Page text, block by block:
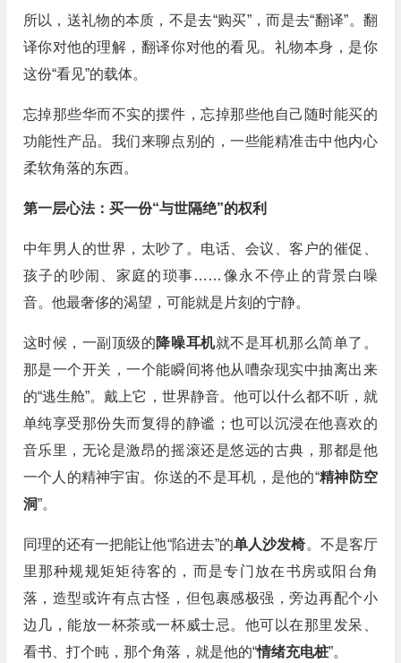
所以，送礼物的本质，不是去“购买”，而是去“翻译”。翻
译你对他的理解，翻译你对他的看见。礼物本身，是你
这份“看见”的载体。
忘掉那些华而不实的摆件，忘掉那些他自己随时能买的
功能性产品。我们来聊点别的，一些能精准击中他内心
柔软角落的东西。
第一层心法：买一份“与世隔绝”的权利
中年男人的世界，太吵了。电话、会议、客户的催促、
孩子的吵闹、家庭的琐事……像永不停止的背景白噪
音。他最奢侈的渴望，可能就是片刻的宁静。
这时候，一副顶级的降噪耳机就不是耳机那么简单了。
那是一个开关，一个能瞬间将他从嘈杂现实中抽离出来
的“逃生舱”。戴上它，世界静音。他可以什么都不听，就
单纯享受那份失而复得的静谧；也可以沉浸在他喜欢的
音乐里，无论是激昂的摇滚还是悠远的古典，那都是他
一个人的精神宇宙。你送的不是耳机，是他的“精神防空
洞”。
同理的还有一把能让他“陷进去”的单人沙发椅。不是客厅
里那种规规矩矩待客的，而是专门放在书房或阳台角
落，造型或许有点古怪，但包裹感极强，旁边再配个小
边几，能放一杯茶或一杯威士忌。他可以在那里发呆、
看书、打个盹，那个角落，就是他的“情绪充电桩”。